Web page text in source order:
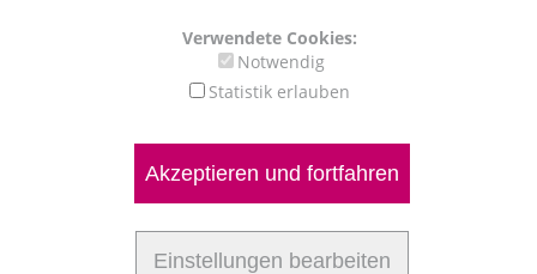
Verwendete Cookies:
Notwendig
Statistik erlauben
Akzeptieren und fortfahren
Einstellungen bearbeiten